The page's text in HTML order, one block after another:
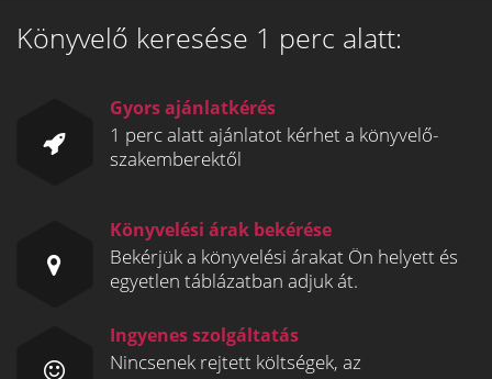
Könyvelő keresése 1 perc alatt:
Gyors ajánlatkérés
1 perc alatt ajánlatot kérhet a könyvelő-
szakemberektől
Könyvelési árak bekérése
Bekérjük a könyvelési árakat Ön helyett és
egyetlen táblázatban adjuk át.
Ingyenes szolgáltatás
Nincsenek rejtett költségek, az